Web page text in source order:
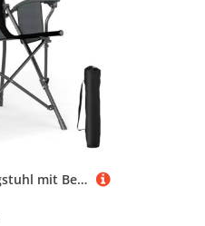
FANTASK Campingstuhl mit Becherhalter & Seitentasche, Klappstuhl Camping, Angelstuhl faltbar, 160 kg Tragfähigkeit, für Camping, Angeln, Picknick, Schwarz + Grau